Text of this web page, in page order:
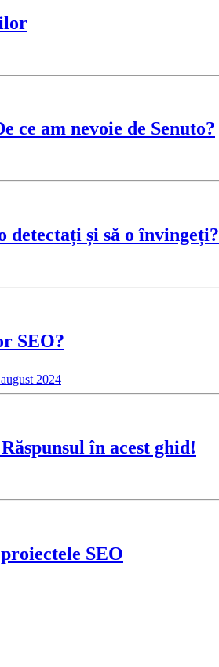
ce am nevoie de Senuto?
detectați și să o învingeți?
SEO?
2024
în acest ghid!
SEO